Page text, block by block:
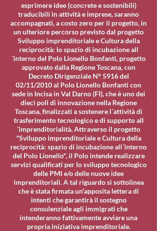
esprimere idee (concrete e sostenibili)
traducibili in attività e imprese, saranno
accompagnati, a costo zero per il progetto, in
un ulteriore percorso previsto dal progetto
Sviluppo imprenditoriale e Cultura della
reciprocità: lo spazio di incubazione all
´interno del Polo Lionello Bonfanti, progetto
approvato dalla Regione Toscana, con
Decreto Dirigenziale N° 5916 del
02/11/2010 al Polo Lionello Bonfanti con
sede in Incisa in Val Darno (FI), che è uno dei
dieci poli di innovazione nella Regione
Toscana, finalizzati a sostenere l´attività di
trasferimento tecnologico e di supporto all
´imprenditorialità. Attraverso il progetto
"Sviluppo imprenditoriale e Cultura della
reciprocità: spazio di incubazione all´interno
del Polo Lionello", il Polo intende realizzare
servizi qualificati per lo sviluppo tecnologico
delle PMI e/o delle nuove idee
imprenditoriali. A tal riguardo si sottolinea
che è stata firmata un’apposita lettera di
intenti che garantirà il sostegno
consulenziale agli immigrati che
intenderanno fattivamente avviare una
propria iniziativa imprenditoriale.